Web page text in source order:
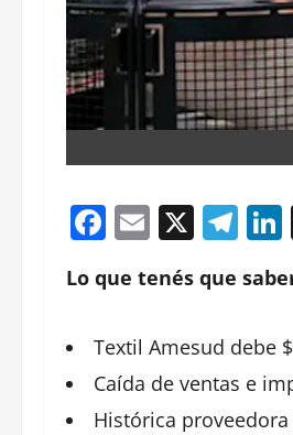
Facebook
Email
X
Lo que tenés que
Textil Amesud debe
Caída de ventas e
Histórica